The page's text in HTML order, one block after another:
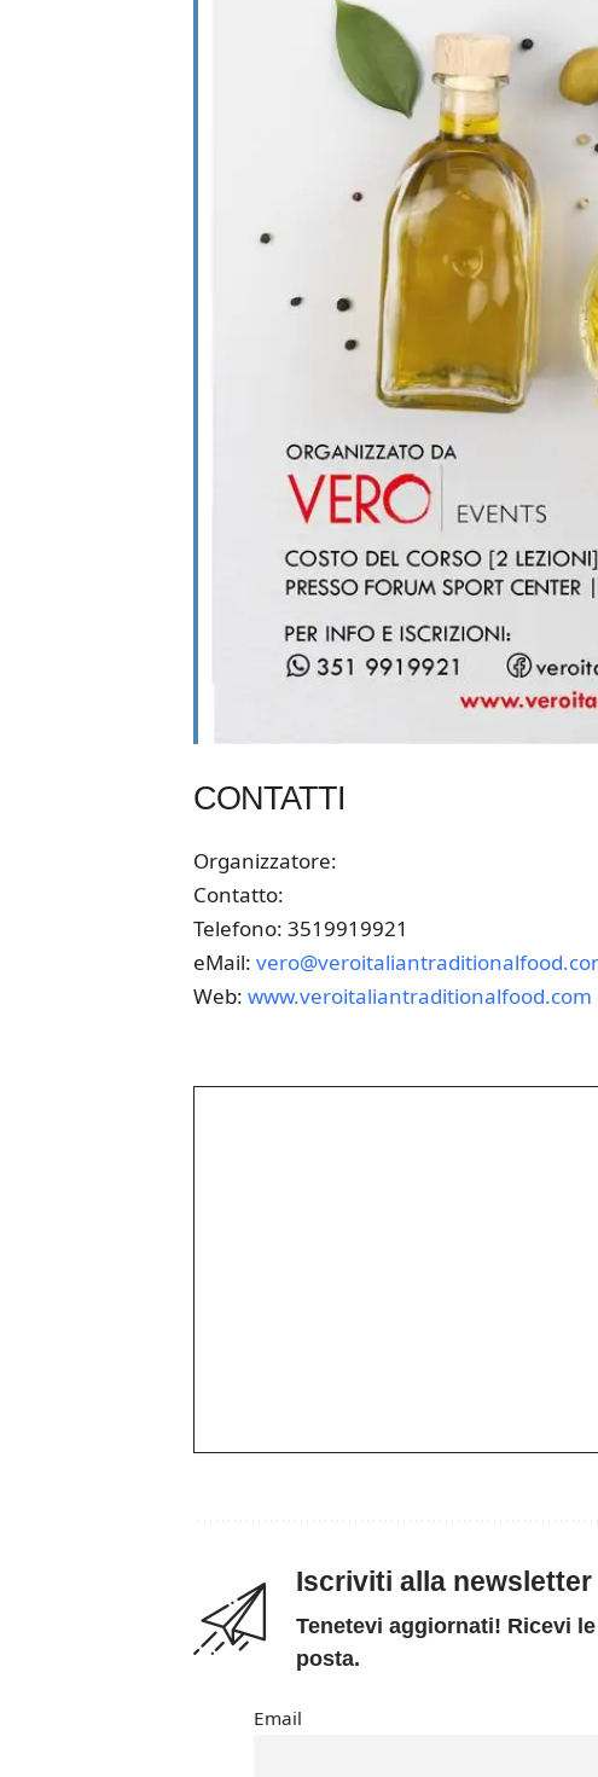
CONTATTI
Organizzatore:
Contatto:
Telefono: 3519919921
eMail:
Web: www.veroitaliantraditionalfood.com
Iscriviti alla
Tenetevi aggiornati! Ricevi
posta.
Email